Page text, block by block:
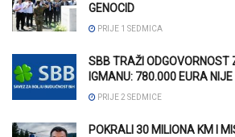
GENOCID
PRIJE 1 SEDMICA
SBB TRAŽI ODGOVORNOST
IGMANU: 780.000 EURA
PRIJE 2 SEDMICE
POKRALI 30 MILIONA KM I